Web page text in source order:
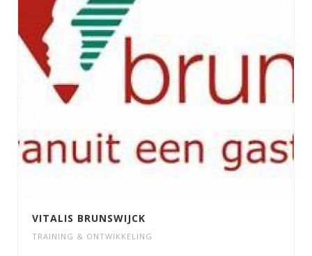
VITALIS BRUNSWIJCK
TRAINING & ONTWIKKELING